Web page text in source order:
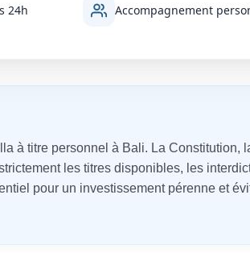
24h Accompagnement
à titre personnel à Bali. La Constitution,
les titres disponibles, les
pour un investissement pérenne et